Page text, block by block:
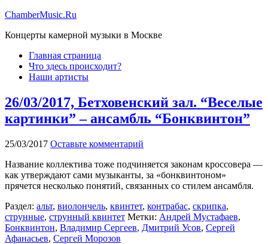
ChamberMusic.Ru
Концерты камерной музыки в Москве
Главная страница
Что здесь происходит?
Наши артисты
26/03/2017, Бетховенский зал. “Веселые
картинки” – ансамбль “Бонквинтон”
25/03/2017 Оставьте комментарий
Название коллектива тоже подчиняется законам кроссовера —
как утверждают сами музыканты, за «бонквинтоном»
прячется несколько понятий, связанных со стилем ансамбля.
Раздел: альт, виолончель, квинтет, контрабас, скрипка,
струнные, струнный квинтет Метки: Андрей Мустафаев,
Бонквинтон, Владимир Сергеев, Дмитрий Усов, Сергей
Афанасьев, Сергей Морозов